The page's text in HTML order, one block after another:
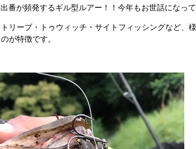
番が頻発するギル型ルアー！！今年もお世話になって
リーブ・トゥウィッチ・サイトフィッシングなど、
が特徴です。